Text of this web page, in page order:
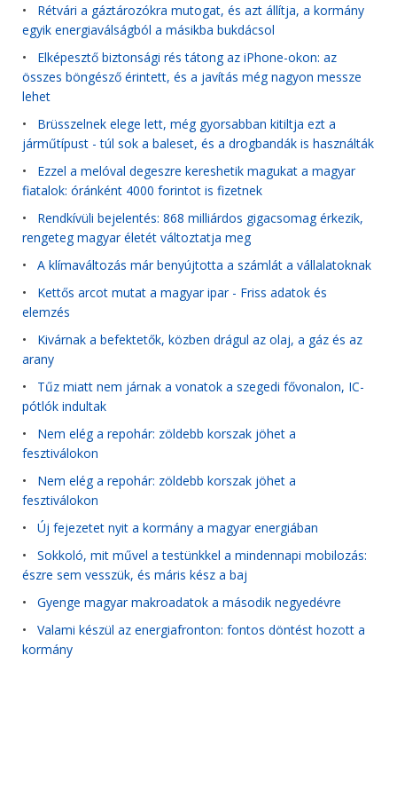
• Rétvári a gáztározókra mutogat, és azt állítja, a kormány
egyik energiaválságból a másikba bukdácsol
• Elképesztő biztonsági rés tátong az iPhone-okon: az
összes böngésző érintett, és a javítás még nagyon messze
lehet
• Brüsszelnek elege lett, még gyorsabban kitiltja ezt a
járműtípust - túl sok a baleset, és a drogbandák is használták
• Ezzel a melóval degeszre kereshetik magukat a magyar
fiatalok: óránként 4000 forintot is fizetnek
• Rendkívüli bejelentés: 868 milliárdos gigacsomag érkezik,
rengeteg magyar életét változtatja meg
• A klímaváltozás már benyújtotta a számlát a vállalatoknak
• Kettős arcot mutat a magyar ipar - Friss adatok és
elemzés
• Kivárnak a befektetők, közben drágul az olaj, a gáz és az
arany
• Tűz miatt nem járnak a vonatok a szegedi fővonalon, IC-
pótlók indultak
• Nem elég a repohár: zöldebb korszak jöhet a
fesztiválokon
• Nem elég a repohár: zöldebb korszak jöhet a
fesztiválokon
• Új fejezetet nyit a kormány a magyar energiában
• Sokkoló, mit művel a testünkkel a mindennapi mobilozás:
észre sem vesszük, és máris kész a baj
• Gyenge magyar makroadatok a második negyedévre
• Valami készül az energiafronton: fontos döntést hozott a
kormány